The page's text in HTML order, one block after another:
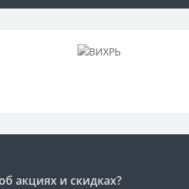
акциях и скидках?